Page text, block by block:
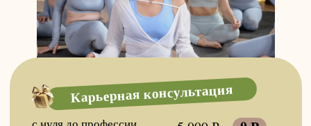
0 Р
ЗАБРАТЬ ПОДАРКИ
Тренировка
с нуля до профессии 5 000 Р
для тонкой талии и красивой осанки
990 Р 0 Р